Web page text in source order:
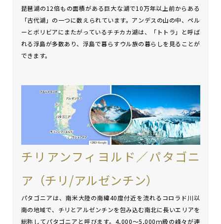
琵琶湖の12倍もの面積がある巨大な湖で10万年以上前からある
「古代湖」の一つに数えられています。アンデスの山の中、ペル
ーとボリビアにまたがっているチチカカ湖は、「トトラ」と呼ば
れる浮島が多数あり、浮島で暮らすウル族の暮らしを見ることが
できます。
チリアンフィヨルド／パタゴニ
ア（チリ/アルゼンチン）
パタゴニアは、南米大陸の南緯40度付近を流れるコロラド川以
南の地域で、チリとアルゼンチンを包み込む南北に長いエリアを
総称してパタゴニアと呼びます。4,000～5,000ｍ級の峰々が連